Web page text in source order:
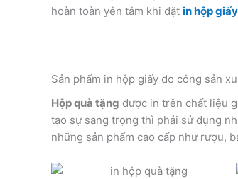
hoàn toàn yên tâm khi đặt in hộp
Sản phẩm in hộp giấy do công sản
Hộp quà tặng được in trên chất liệu
tạo sự sang trọng thì phải sử dụng
những sản phẩm cao cấp như rượu,